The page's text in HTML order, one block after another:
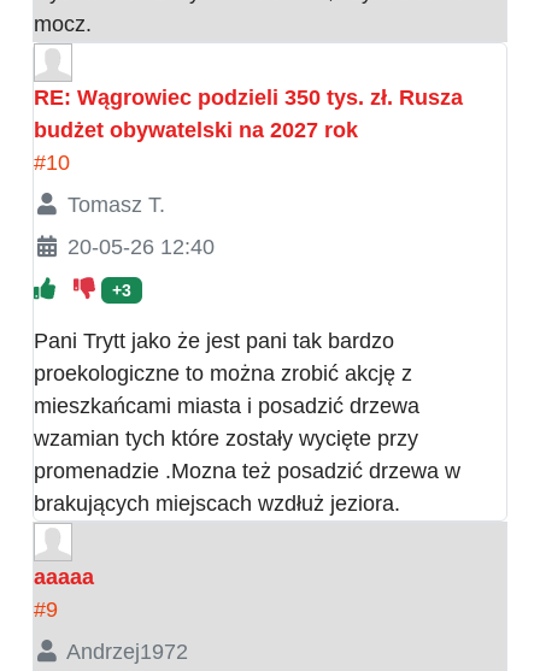
mocz.
RE: Wągrowiec podzieli 350 tys. zł. Rusza
budżet obywatelski na 2027 rok
#10
Tomasz T.
20-05-26 12:40
+3
Pani Trytt jako że jest pani tak bardzo
proekologiczne to można zrobić akcję z
mieszkańcami miasta i posadzić drzewa
wzamian tych które zostały wycięte przy
promenadzie .Mozna też posadzić drzewa w
brakujących miejscach wzdłuż jeziora.
aaaaa
#9
Andrzej1972